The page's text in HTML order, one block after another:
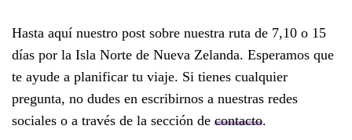
Hasta aquí nuestro post sobre nuestra ruta de 7,10 o 15
días por la Isla Norte de Nueva Zelanda. Esperamos que
te ayude a planificar tu viaje. Si tienes cualquier
pregunta, no dudes en escribirnos a nuestras redes
sociales o a través de la sección de contacto.